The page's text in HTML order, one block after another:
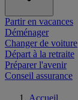
Partir en vacances
Déménager
Changer de voiture
Départ à la retraite
Préparer l'avenir
Conseil assurance
Accueil